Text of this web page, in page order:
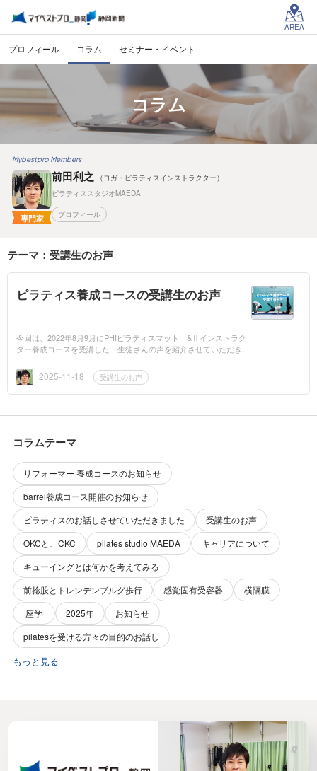
AREA
プロフィール コラム セミナー・イベント
コラム
Mybestpro Members
専門家
前田利之
（ヨガ・ピラティスインストラクター）
ピラティススタジオMAEDA
プロフィール
テーマ：受講生のお声
ピラティス養成コースの受講生のお声
今回は、2022年8月9月にPHIピラティスマットⅠ&Ⅱインストラク
ター養成コースを受講した 生徒さんの声を紹介させていただきま
分の身体のケア”...
2025-11-18 受講生のお声
コラムテーマ
リフォーマー 養成コースのお知らせ
barrel養成コース開催のお知らせ
ピラティスのお話しさせていただきました
受講生のお声
OKCと、CKC
pilates studio MAEDA
キャリアについて
キューイングとは何かを考えてみる
前捻股とトレンデンブルグ歩行
感覚固有受容器
横隔膜
座学
2025年
お知らせ
pilatesを受ける方々の目的のお話し
もっと見る